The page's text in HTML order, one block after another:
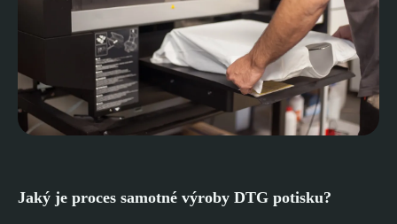
Jaký je proces samotné výroby DTG potisku?